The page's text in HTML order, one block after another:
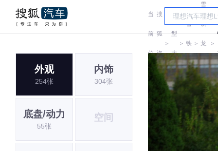
当
前
位
搜
狐
汽
车
＞
车
型
大
全
＞
雪
铁
龙
＞
雪
铁
龙
(进
口)
＞
外观
254张
内饰
304张
底盘/动力
55张
空间